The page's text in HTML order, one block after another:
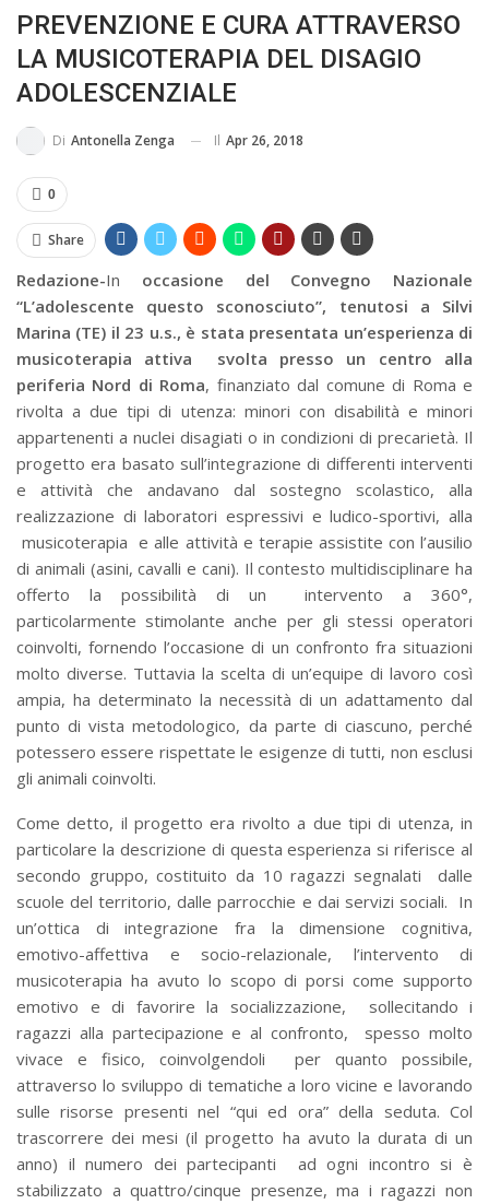
MA...
CIVILE E SOCIALE
PREVENZIONE E CURA ATTRAVERSO
LA MUSICOTERAPIA DEL DISAGIO
ADOLESCENZIALE
Di Antonella Zenga Il Apr 26, 2018
0
Share
Redazione-In occasione del Convegno Nazionale
“L’adolescente questo sconosciuto”, tenutosi a Silvi
Marina (TE) il 23 u.s., è stata presentata un’esperienza di
musicoterapia attiva svolta presso un centro alla
periferia Nord di Roma, finanziato dal comune di Roma e
rivolta a due tipi di utenza: minori con disabilità e minori
appartenenti a nuclei disagiati o in condizioni di precarietà. Il
progetto era basato sull’integrazione di differenti interventi
e attività che andavano dal sostegno scolastico, alla
realizzazione di laboratori espressivi e ludico-sportivi, alla
musicoterapia e alle attività e terapie assistite con l’ausilio
di animali (asini, cavalli e cani). Il contesto multidisciplinare ha
offerto la possibilità di un intervento a 360°,
particolarmente stimolante anche per gli stessi operatori
coinvolti, fornendo l’occasione di un confronto fra situazioni
molto diverse. Tuttavia la scelta di un’equipe di lavoro così
ampia, ha determinato la necessità di un adattamento dal
punto di vista metodologico, da parte di ciascuno, perché
potessero essere rispettate le esigenze di tutti, non esclusi
gli animali coinvolti.
Come detto, il progetto era rivolto a due tipi di utenza, in
particolare la descrizione di questa esperienza si riferisce al
secondo gruppo, costituito da 10 ragazzi segnalati dalle
scuole del territorio, dalle parrocchie e dai servizi sociali. In
un’ottica di integrazione fra la dimensione cognitiva,
emotivo-affettiva e socio-relazionale, l’intervento di
musicoterapia ha avuto lo scopo di porsi come supporto
emotivo e di favorire la socializzazione, sollecitando i
ragazzi alla partecipazione e al confronto, spesso molto
vivace e fisico, coinvolgendoli per quanto possibile,
attraverso lo sviluppo di tematiche a loro vicine e lavorando
sulle risorse presenti nel “qui ed ora” della seduta. Col
trascorrere dei mesi (il progetto ha avuto la durata di un
anno) il numero dei partecipanti ad ogni incontro si è
stabilizzato a quattro/cinque presenze, ma i ragazzi non